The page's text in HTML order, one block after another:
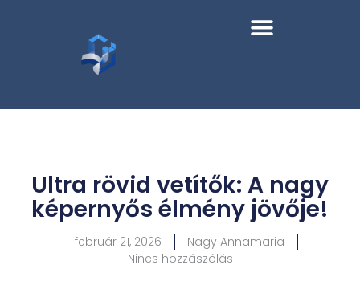
Ultra rövid vetítők: A nagy
képernyős élmény jövője!
február 21, 2026
Nagy Annamaria
Nincs hozzászólás